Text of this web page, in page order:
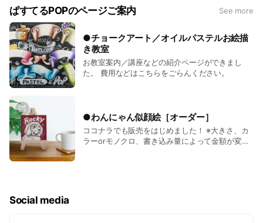
ぱすてるPOPのページご案内 See more
●チョークアート／オイルパステルお絵描
き教室
お教室案内／講座などの紹介ページができまし
た。 費用などはこちらをごらんください。
●わんにゃん似顔絵［オーダー］
ココナラでも販売をはじめました！ ※大きさ、カ
ラーorモノクロ、書き込み量によって金額が変わ
Social media